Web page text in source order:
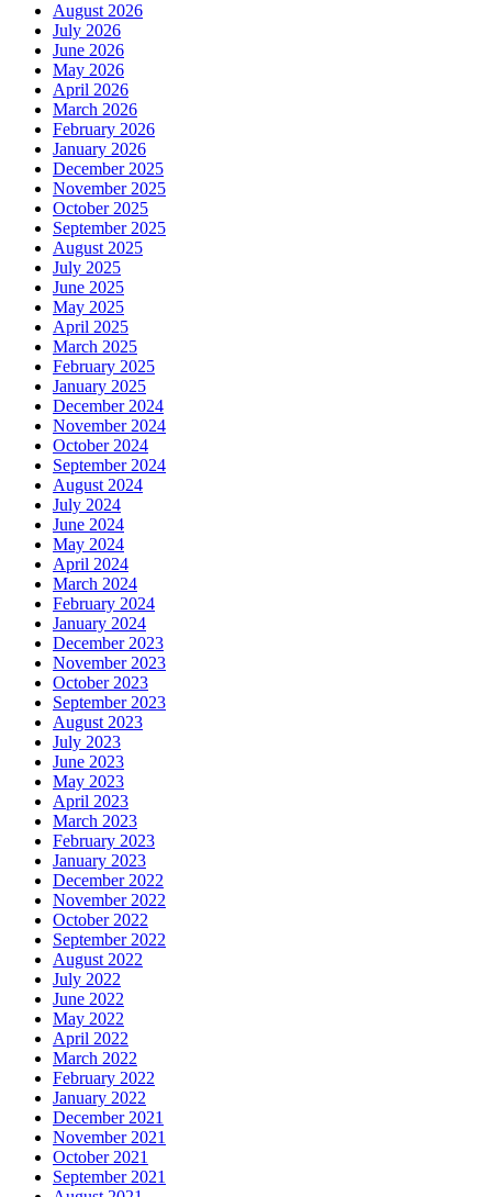
August 2026
July 2026
June 2026
May 2026
April 2026
March 2026
February 2026
January 2026
December 2025
November 2025
October 2025
September 2025
August 2025
July 2025
June 2025
May 2025
April 2025
March 2025
February 2025
January 2025
December 2024
November 2024
October 2024
September 2024
August 2024
July 2024
June 2024
May 2024
April 2024
March 2024
February 2024
January 2024
December 2023
November 2023
October 2023
September 2023
August 2023
July 2023
June 2023
May 2023
April 2023
March 2023
February 2023
January 2023
December 2022
November 2022
October 2022
September 2022
August 2022
July 2022
June 2022
May 2022
April 2022
March 2022
February 2022
January 2022
December 2021
November 2021
October 2021
September 2021